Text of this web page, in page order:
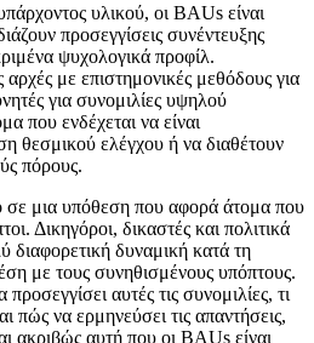
υλικού, οι BAUs είναι
προσεγγίσεις συνέντευξης
ψυχολογικά προφίλ.
με επιστημονικές μεθόδους για
για συνομιλίες υψηλού
που ενδέχεται να είναι
θεσμικού ελέγχου ή να διαθέτουν
πόρους.
σε μια υπόθεση που αφορά άτομα που
Δικηγόροι, δικαστές και πολιτικά
δυναμική κατά τη
με τους συνηθισμένους υπόπτους.
αυτές τις συνομιλίες, τι
πώς να ερμηνεύσει τις απαντήσεις,
ακριβώς αυτή που οι BAUs είναι